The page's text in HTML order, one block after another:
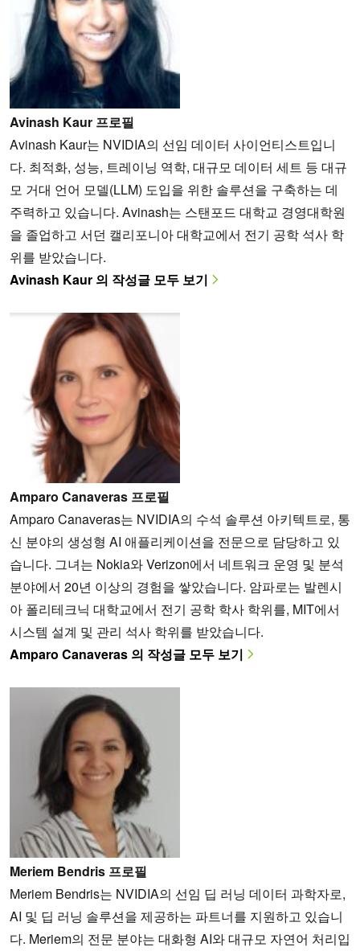
Avinash Kaur 프로필
Avinash Kaur는 NVIDIA의 선임 데이터 사이언티스트입니
다. 최적화, 성능, 트레이닝 역학, 대규모 데이터 세트 등 대규
모 거대 언어 모델(LLM) 도입을 위한 솔루션을 구축하는 데
주력하고 있습니다. Avinash는 스탠포드 대학교 경영대학원
을 졸업하고 서던 캘리포니아 대학교에서 전기 공학 석사 학
위를 받았습니다.
Avinash Kaur 의 작성글 모두 보기
Amparo Canaveras 프로필
Amparo Canaveras는 NVIDIA의 수석 솔루션 아키텍트로, 통
신 분야의 생성형 AI 애플리케이션을 전문으로 담당하고 있
습니다. 그녀는 Nokia와 Verizon에서 네트워크 운영 및 분석
분야에서 20년 이상의 경험을 쌓았습니다. 암파로는 발렌시
아 폴리테크닉 대학교에서 전기 공학 학사 학위를, MIT에서
시스템 설계 및 관리 석사 학위를 받았습니다.
Amparo Canaveras 의 작성글 모두 보기
Meriem Bendris 프로필
Meriem Bendris는 NVIDIA의 선임 딥 러닝 데이터 과학자로,
AI 및 딥 러닝 솔루션을 제공하는 파트너를 지원하고 있습니
다. Meriem의 전문 분야는 대화형 AI와 대규모 자연어 처리입